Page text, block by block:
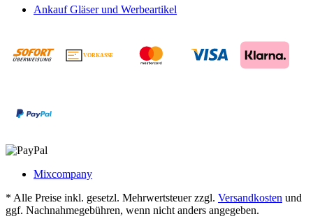
Ankauf Gläser und Werbeartikel
VORKASSE
Mixcompany
* Alle Preise inkl. gesetzl. Mehrwertsteuer zzgl. Versandkosten und
ggf. Nachnahmegebühren, wenn nicht anders angegeben.